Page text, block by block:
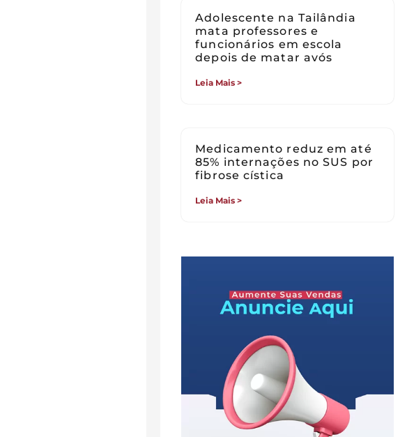
Adolescente na Tailândia
mata professores e
funcionários em escola
depois de matar avós
Leia Mais >
Medicamento reduz em até
85% internações no SUS por
fibrose cística
Leia Mais >